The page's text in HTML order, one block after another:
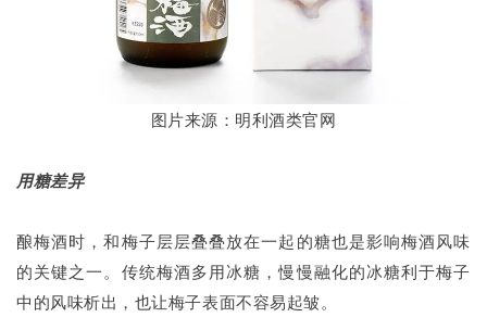
图片来源：明利酒类官网
用糖差异
酿梅酒时，和梅子层层叠叠放在一起的糖也是影响梅酒风味
的关键之一。传统梅酒多用冰糖，慢慢融化的冰糖利于梅子
中的风味析出，也让梅子表面不容易起皱。